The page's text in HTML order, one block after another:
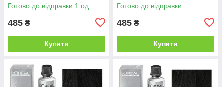
Готово до відправки 1 од.
485 ₴
Купити
Готово до відправки
485 ₴
Купити